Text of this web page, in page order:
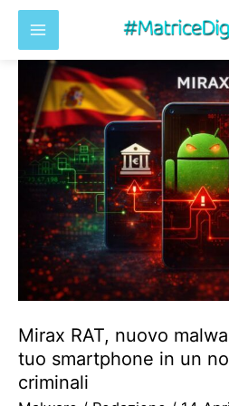
contenuto
Mirax RAT, nuovo
tuo smartphone in un
criminali